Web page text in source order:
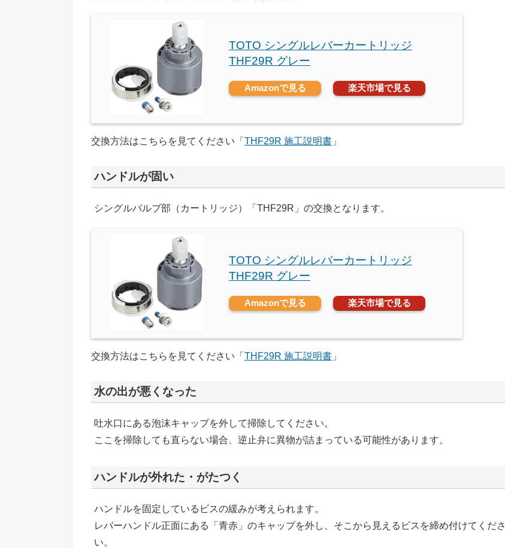
TOTO シングルレバーカートリッジ
THF29R グレー
Amazonで見る 楽天市場で見る
交換方法はこちらを見てください「 THF29R 施工説明書 」
ハンドルが固い
シングルバルブ部（カートリッジ）「THF29R」の交換となります。
TOTO シングルレバーカートリッジ
THF29R グレー
Amazonで見る 楽天市場で見る
交換方法はこちらを見てください「 THF29R 施工説明書 」
水の出が悪くなった
吐水口にある泡沫キャップを外して掃除してください。
ここを掃除しても直らない場合、逆止弁に異物が詰まっている可能性があります。
ハンドルが外れた・がたつく
ハンドルを固定しているビスの緩みが考えられます。
レバーハンドル正面にある「青赤」のキャップを外し、そこから見えるビスを締め付けてくださ
い。